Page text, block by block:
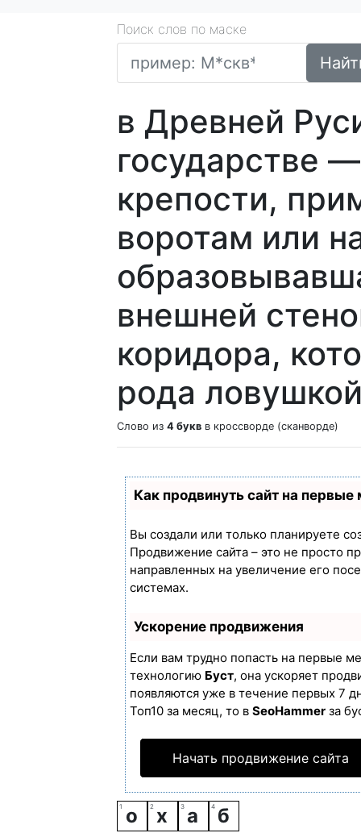
Поиск слов по маске
в Древней
государстве
крепости,
воротам или
внешней
коридора,
рода
Слово из 4 букв в кроссворде (сканворде)
Как продвинуть сайт на первые
Вы создали или только планируете
Продвижение сайта – это не просто
направленных на увеличение его
системах.
Ускорение продвижения
Если вам трудно попасть на первые
технологию Буст, она ускоряет
появляются уже в течение первых 7
Топ10 за месяц, то в SeoHammer за
Начать продвижение сайта
о х а б